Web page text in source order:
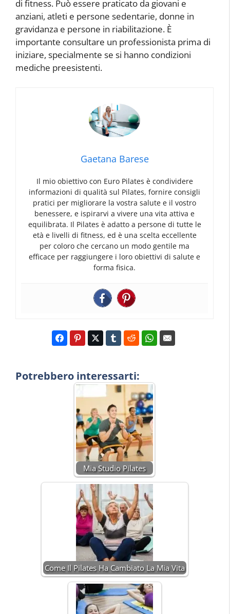
di fitness. Può essere praticato da giovani e
anziani, atleti e persone sedentarie, donne in
gravidanza e persone in riabilitazione. È
importante consultare un professionista prima di
iniziare, specialmente se si hanno condizioni
mediche preesistenti.
Gaetana Barese
Il mio obiettivo con Euro Pilates è condividere
informazioni di qualità sul Pilates, fornire consigli
pratici per migliorare la vostra salute e il vostro
benessere, e ispirarvi a vivere una vita attiva e
equilibrata. Il Pilates è adatto a persone di tutte le
età e livelli di fitness, ed è una scelta eccellente
per coloro che cercano un modo gentile ma
efficace per raggiungere i loro obiettivi di salute e
forma fisica.
Potrebbero interessarti:
Mia Studio Pilates
Come Il Pilates Ha Cambiato La Mia Vita